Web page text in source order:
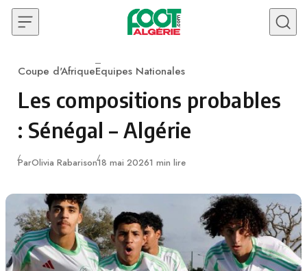
Skip to content
Category
Coupe d'AfriqueEquipes Nationales
Les compositions probables
: Sénégal – Algérie
ParOlivia RabarisonPublié
18 mai 20261 min lire